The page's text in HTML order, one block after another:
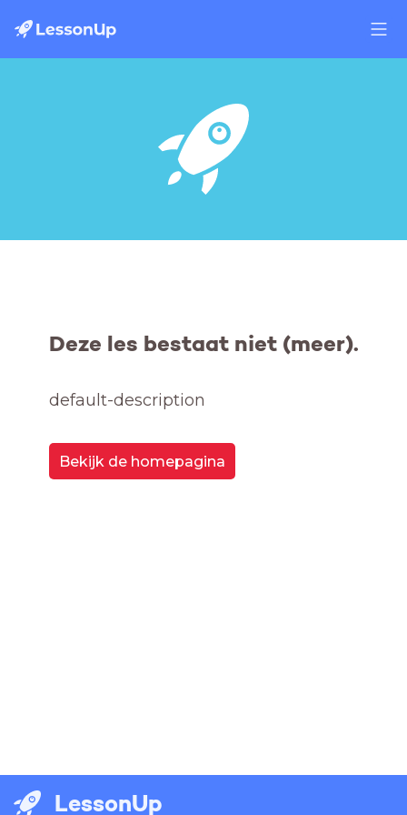
Deze les bestaat niet (meer).
default-description
Bekijk de homepagina
LessonUp